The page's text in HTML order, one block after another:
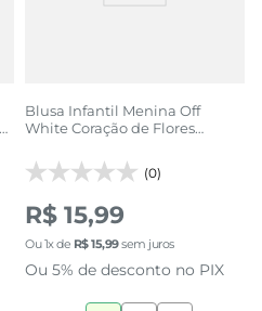
Blusa Infantil Menina Off
White Coração de Flores
(0)
R$ 15,99
Ou1x de R$15,99sem juros
Ou 5% de desconto no PIX